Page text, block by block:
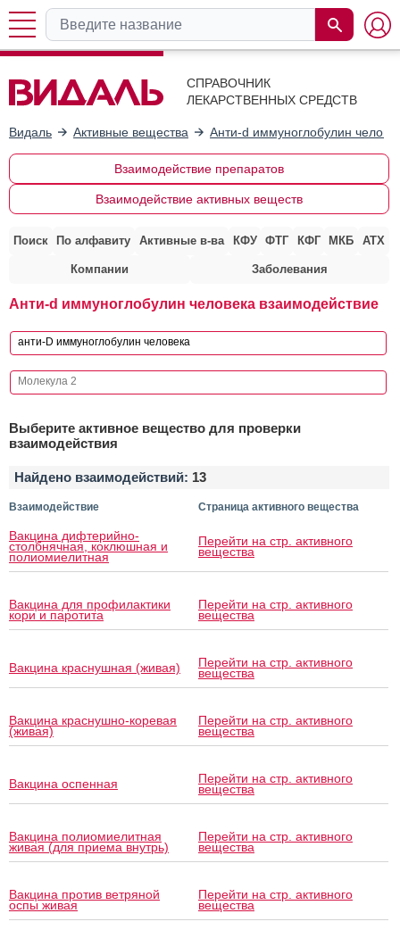
СПРАВОЧНИК
ЛЕКАРСТВЕННЫХ СРЕДСТВ
Видаль Активные вещества Анти-d иммуноглобулин
Взаимодействие препаратов
Взаимодействие активных веществ
Поиск По алфавиту Активные в-ва КФУ ФТГ КФГ МКБ АТХ
Компании Заболевания
Анти-d иммуноглобулин человека взаимодействие
Выберите активное вещество для проверки
взаимодействия
Найдено взаимодействий: 13
Взаимодействие Страница активного вещества
Вакцина дифтерийно-
столбнячная, коклюшная и
полиомиелитная
Перейти на стр. активного
вещества
Вакцина для профилактики
кори и паротита
Перейти на стр. активного
вещества
Вакцина краснушная (живая) Перейти на стр. активного
вещества
Вакцина краснушно-коревая
(живая)
Перейти на стр. активного
вещества
Вакцина оспенная Перейти на стр. активного
вещества
Вакцина полиомиелитная
живая (для приема внутрь)
Перейти на стр. активного
вещества
Вакцина против ветряной
оспы живая
Перейти на стр. активного
вещества